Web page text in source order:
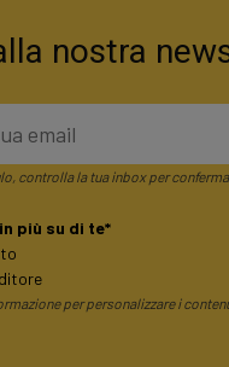
nostra
controlla la tua inbox per
più su di te*
per personalizzare i